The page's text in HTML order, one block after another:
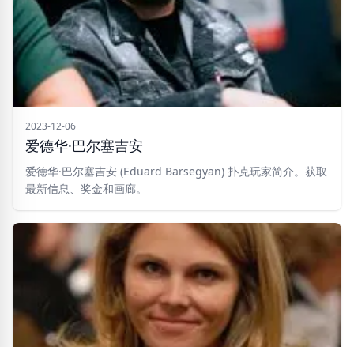
2023-12-06
爱德华·巴尔塞吉安
爱德华·巴尔塞吉安 (Eduard Barsegyan) 扑克玩家简介。获取
最新信息、奖金和画廊。